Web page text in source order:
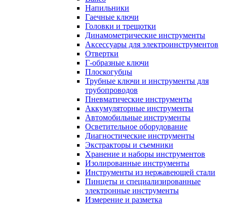
Напильники
Гаечные ключи
Головки и трещотки
Динамометрические инструменты
Аксессуары для электроинструментов
Отвертки
Г-образные ключи
Плоскогубцы
Трубные ключи и инструменты для
трубопроводов
Пневматические инструменты
Аккумуляторные инструменты
Автомобильные инструменты
Осветительное оборудование
Диагностические инструменты
Экстракторы и съемники
Хранение и наборы инструментов
Изолированные инструменты
Инструменты из нержавеющей стали
Пинцеты и специализированные
электронные инструменты
Измерение и разметка